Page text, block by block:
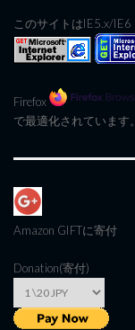
このサイトはIE5.x/IE6
Firefox
で最適化されています。
Amazon GIFTに寄付
Donation(寄付)